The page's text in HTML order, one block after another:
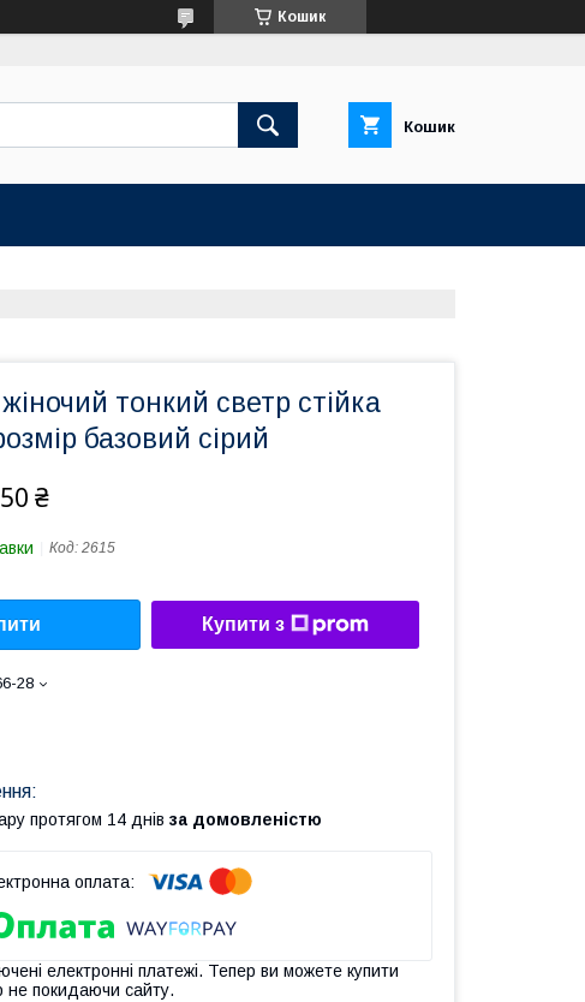
Кошик
Кошик
тонкий светр стійка
базовий сірий
₴
Код: 2615
Купити з
28
протягом 14 днів за домовленістю
електронні платежі. Тепер ви можете купити
не покидаючи сайту.